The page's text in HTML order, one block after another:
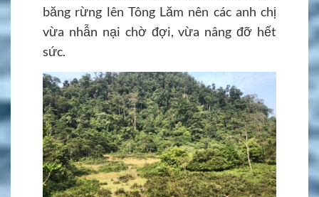
băng rừng lên Tông Lăm nên các anh chị
vừa nhẫn nại chờ đợi, vừa nâng đỡ hết
sức.